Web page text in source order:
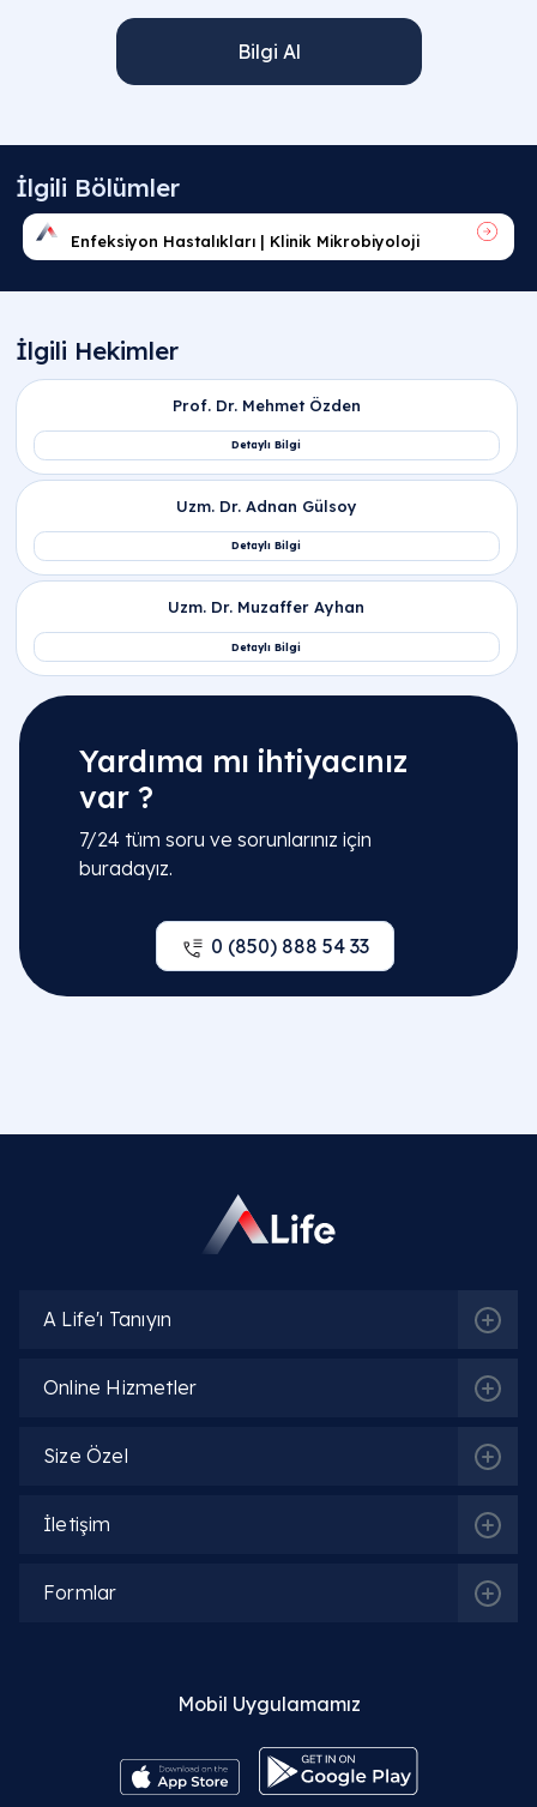
Bilgi Al
İlgili Bölümler
Enfeksiyon Hastalıkları | Klinik Mikrobiyoloji
Prof. Dr. Mehmet Özden
Yardıma mı ihtiyacınız
var ?
7/24 tüm soru ve sorunlarınız için
buradayız.
0 (850) 888 54 33
A Life'ı Tanıyın
Online Hizmetler
Size Özel
İletişim
Formlar
Mobil Uygulamamız